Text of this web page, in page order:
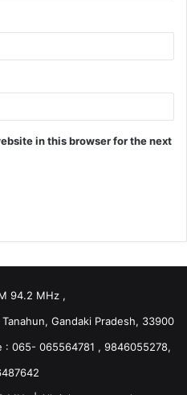
in this browser for the next
94.2 MHz ,
Gandaki Pradesh, 33900
: 065- 065564781 , 9846055278,